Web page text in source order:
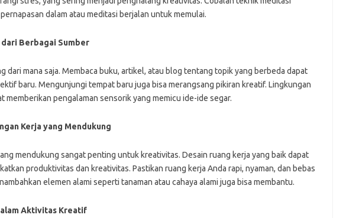
dalam atau meditasi berjalan untuk memulai.
Berbagai Sumber
dari mana saja. Membaca buku, artikel, atau blog tentang topik yang berbeda dapat
baru. Mengunjungi tempat baru juga bisa merangsang pikiran kreatif. Lingkungan
memberikan pengalaman sensorik yang memicu ide-ide segar.
Kerja yang Mendukung
mendukung sangat penting untuk kreativitas. Desain ruang kerja yang baik dapat
produktivitas dan kreativitas. Pastikan ruang kerja Anda rapi, nyaman, dan bebas
elemen alami seperti tanaman atau cahaya alami juga bisa membantu.
Aktivitas Kreatif